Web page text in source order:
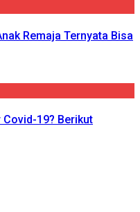
Remaja Ternyata Bisa
Covid-19? Berikut